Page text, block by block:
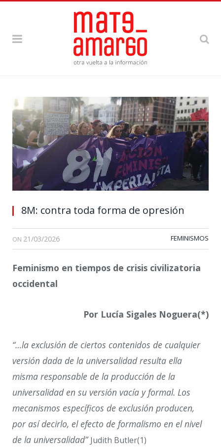
8M: contra toda forma de opresión
ON 21/03/2026 FEMINISMOS
Feminismo en tiempos de crisis civilizatoria
occidental
Por Lucía Sigales Noguera(*)
“…la exclusión de ciertos contenidos de cualquier
versión dada de la universalidad resulta ella
misma responsable de la producción de la
universalidad en su versión vacía y formal. Los
mecanismos específicos de exclusión producen,
por así decirlo, el efecto de formalismo en el nivel
de la universalidad”Judith Butler(1)